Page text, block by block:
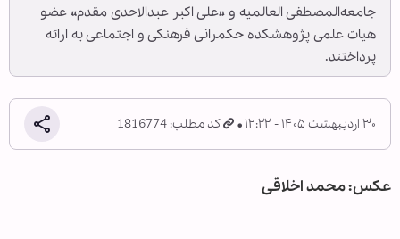
جامعه‌المصطفی العالمیه و «علی اکبر عبدالاحدی مقدم» عضو
هیات علمی پژوهشکده حکمرانی فرهنکی و اجتماعی به ارائه
پرداختند.
۳۰ اردیبهشت ۱۴۰۵ - ۱۲:۲۲ کد مطلب: 1816774
عکس: محمد اخلاقی